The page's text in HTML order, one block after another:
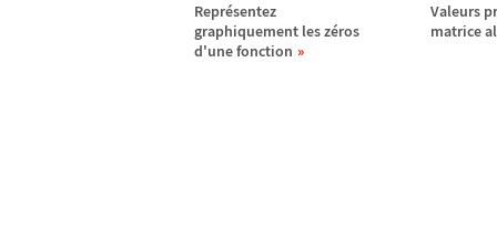
Représentez
graphiquement les zéros
d'une fonction
Valeurs
matrice al